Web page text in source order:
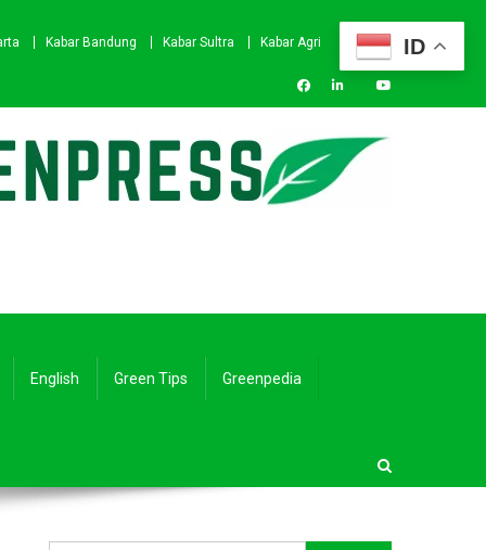
Kabar Bandung Kabar Sultra
Kabar Agri
English Green Tips Greenpedia
ID